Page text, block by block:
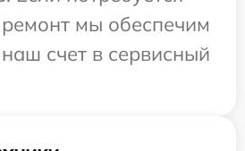
мы обеспечим
счет в сервисный